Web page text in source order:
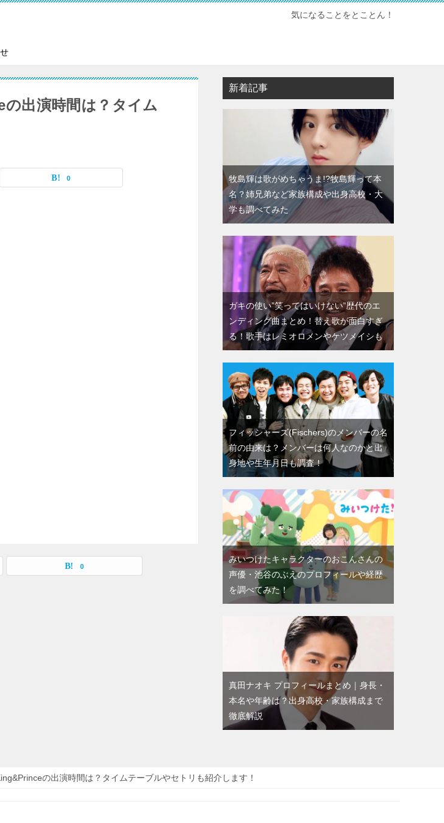
気になることをとことん！
出演時間は？タイム
0
0
新着記事
牧島輝は歌がめちゃうま!?牧島輝って本
名？姉兄弟など家族構成や出身高校・大
学も調べてみた
ガキの使い”笑ってはいけない”歴代のエ
ンディング曲まとめ！替え歌が面白すぎ
る！歌手はレミオロメンやケツメイシも
フィッシャーズ(Fischers)のメンバーの名
前の由来は？メンバーは何人なのかと出
身地や生年月日も調査！
みいつけたキャラクターのおこんさんの
声優・池谷のぶえのプロフィールや経歴
を調べてみた！
真田ナオキ プロフィールまとめ｜身長・
本名や年齢は？出身高校・家族構成まで
徹底解説
の出演時間は？タイムテーブルやセトリも紹介します！